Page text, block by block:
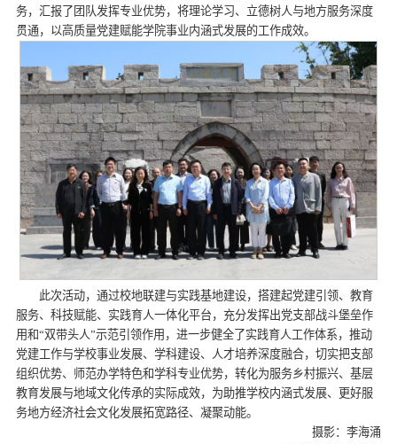
务，汇报了团队发挥专业优势，将理论学习、立德树人与地方服务深度
贯通，以高质量党建赋能学院事业内涵式发展的工作成效。
此次活动，通过校地联建与实践基地建设，搭建起党建引领、教育
服务、科技赋能、实践育人一体化平台，充分发挥出党支部战斗堡垒作
用和“双带头人”示范引领作用，进一步健全了实践育人工作体系，推动
党建工作与学校事业发展、学科建设、人才培养深度融合，切实把支部
组织优势、师范办学特色和学科专业优势，转化为服务乡村振兴、基层
教育发展与地域文化传承的实际成效，为助推学校内涵式发展、更好服
务地方经济社会文化发展拓宽路径、凝聚动能。
摄影：李海涌